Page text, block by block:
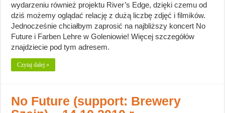
wydarzeniu również projektu River’s Edge, dzięki czemu od
dziś możemy oglądać relację z dużą liczbę zdjęć i filmików.
Jednocześnie chciałbym zaprosić na najbliższy koncert No
Future i Farben Lehre w Goleniowie! Więcej szczegółów
znajdziecie pod tym adresem.
Czytaj dalej »
No Future (support: Brewery